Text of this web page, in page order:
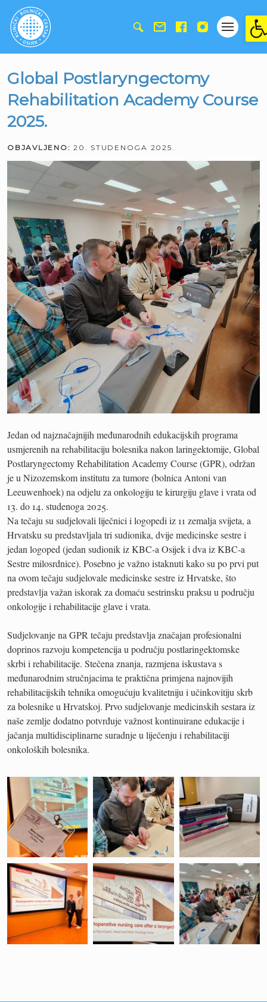
Global Postlaryngectomy
Rehabilitation Academy Course
2025.
OBJAVLJENO: 20. STUDENOGA 2025.
Jedan od najznačajnijih međunarodnih edukacijskih programa
usmjerenih na rehabilitaciju bolesnika nakon laringektomije, Global
Postlaryngectomy Rehabilitation Academy Course (GPR), održan
je u Nizozemskom institutu za tumore (bolnica Antoni van
Leeuwenhoek) na odjelu za onkologiju te kirurgiju glave i vrata od
13. do 14. studenoga 2025.
Na tečaju su sudjelovali liječnici i logopedi iz 11 zemalja svijeta, a
Hrvatsku su predstavljala tri sudionika, dvije medicinske sestre i
jedan logoped (jedan sudionik iz KBC-a Osijek i dva iz KBC-a
Sestre milosrdnice). Posebno je važno istaknuti kako su po prvi put
na ovom tečaju sudjelovale medicinske sestre iz Hrvatske, što
predstavlja važan iskorak za domaću sestrinsku praksu u području
onkologije i rehabilitacije glave i vrata.
Sudjelovanje na GPR tečaju predstavlja značajan profesionalni
doprinos razvoju kompetencija u području postlaringektomske
skrbi i rehabilitacije. Stečena znanja, razmjena iskustava s
međunarodnim stručnjacima te praktična primjena najnovijih
rehabilitacijskih tehnika omogućuju kvalitetniju i učinkovitiju skrb
za bolesnike u Hrvatskoj. Prvo sudjelovanje medicinskih sestara iz
naše zemlje dodatno potvrđuje važnost kontinuirane edukacije i
jačanja multidisciplinarne suradnje u liječenju i rehabilitaciji
onkoloških bolesnika.